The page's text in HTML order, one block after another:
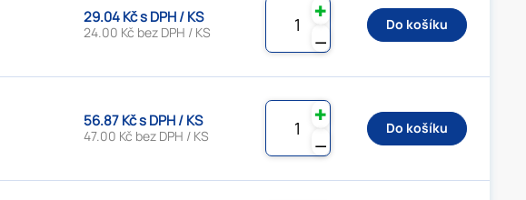
29.04 Kč s DPH / KS
24.00 Kč bez DPH / KS ⚊
✚
Do košíku
56.87 Kč s DPH / KS
47.00 Kč bez DPH / KS ⚊
✚
Do košíku